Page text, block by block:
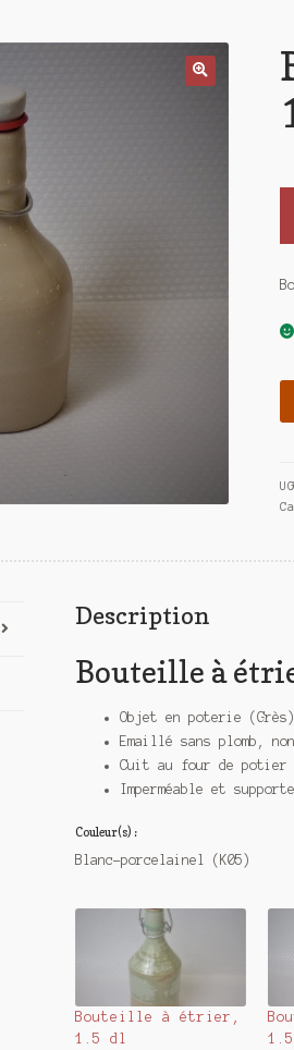
Description
Bouteille à
Objet en poterie
Emaillé sans plomb,
Cuit au four de potier
Imperméable et
Couleur(s) :
Blanc-porcelainel (K05)
Bouteille à étrier,
1.5 dl